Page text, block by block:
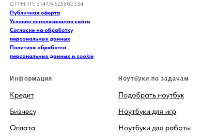
ОГРНИП: 314774625800354
Публичная оферта
Условия использования сайта
Согласие на обработку
персональных данных
Политика обработки
персональных данных и cookie
Информация
Кредит
Бизнесу
Оплата
Ноутбуки по задачам
Подобрать ноутбук
Ноутбуки для игр
Ноутбуки для работы